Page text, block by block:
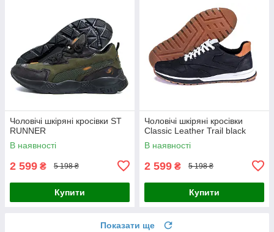
Чоловічі шкіряні кросівки ST
RUNNER
В наявності
2 599 ₴ 5 198 ₴
Купити
Чоловічі шкіряні кросівки
Classic Leather Trail black
В наявності
2 599 ₴ 5 198 ₴
Купити
Показати ще